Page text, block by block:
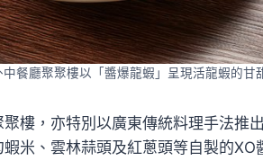
中餐廳聚聚樓以「醬爆龍蝦」呈現活龍蝦的甘
樓，亦特別以廣東傳統料理手法推
米、雲林蒜頭及紅蔥頭等自製的XO